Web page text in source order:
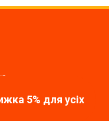
5% для усіх